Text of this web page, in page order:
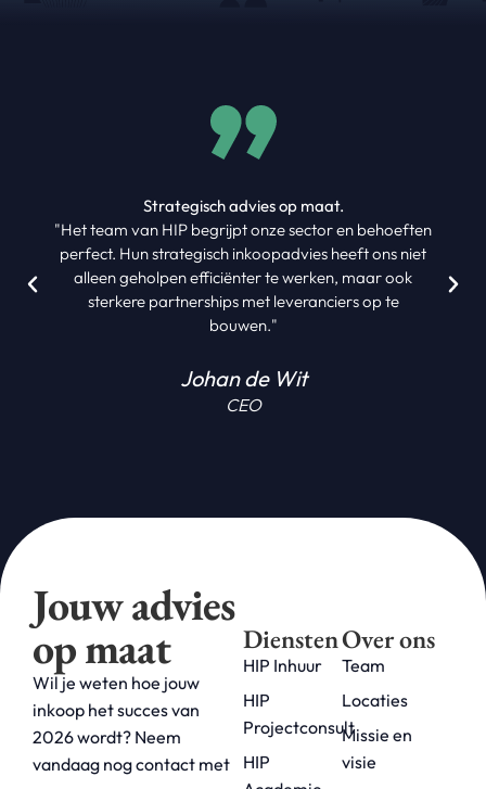
Strategisch advies op maat.
"Het team van HIP begrijpt onze sector en behoeften
perfect. Hun strategisch inkoopadvies heeft ons niet
alleen geholpen efficiënter te werken, maar ook
sterkere partnerships met leveranciers op te
bouwen."
Johan de Wit
CEO
Jouw advies
op maat
Wil je weten hoe jouw
inkoop het succes van
2026 wordt? Neem
vandaag nog contact met
Diensten
HIP Inhuur
HIP
Projectconsult
HIP
Over ons
Team
Locaties
Missie en
visie